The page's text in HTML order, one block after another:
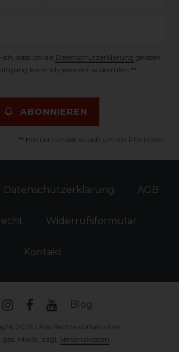
dass ich die Daten­schutz­erklärung gelesen
kann ich jederzeit widerrufen.**
ABONNIEREN
** Hierbei handelt es sich um ein Pflichtfeld.
Daten­schutz­erklärung AGB
Widerrufs­formular
Kontakt
Blog
2026 | Alle Rechte vorbehalten.
ges. MwSt. zzgl. Versandkosten